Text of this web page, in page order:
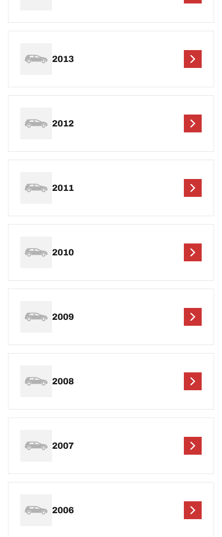
2013
2012
2011
2010
2009
2008
2007
2006